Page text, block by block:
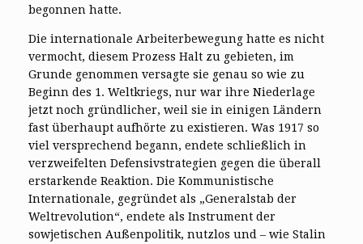
begonnen hatte.
Die internationale Arbeiterbewegung hatte es nicht
vermocht, diesem Prozess Halt zu gebieten, im
Grunde genommen versagte sie genau so wie zu
Beginn des 1. Weltkriegs, nur war ihre Niederlage
jetzt noch gründlicher, weil sie in einigen Ländern
fast überhaupt aufhörte zu existieren. Was 1917 so
viel versprechend begann, endete schließlich in
verzweifelten Defensivstrategien gegen die überall
erstarkende Reaktion. Die Kommunistische
Internationale, gegründet als „Generalstab der
Weltrevolution“, endete als Instrument der
sowjetischen Außenpolitik, nutzlos und – wie Stalin